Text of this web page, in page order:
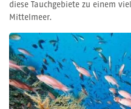
diese Tauchgebiete zu einem
Mittelmeer.